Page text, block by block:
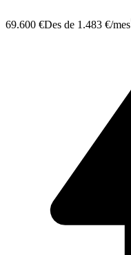
69.600 €Des de 1.483 €/mes